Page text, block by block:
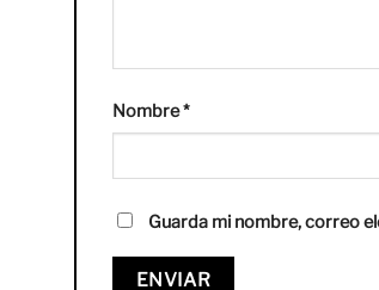
Nombre*
Guarda mi nombre, correo